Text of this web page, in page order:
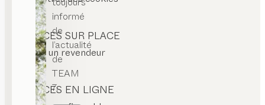
informé
de
l’actualité
de
TEAM
7.
SERVICES SUR PLACE
trouver un revendeur
SERVICES EN LIGNE